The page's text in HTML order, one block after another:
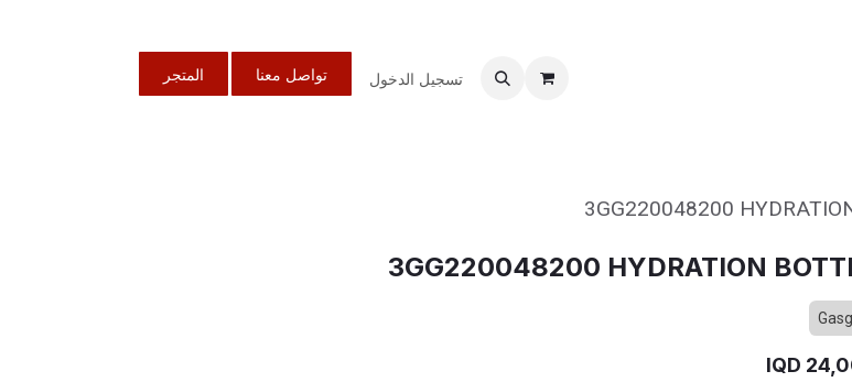
تسجيل الدخول تواصل معنا المتجر
3GG220048200
3GG220048200 HYDRATION